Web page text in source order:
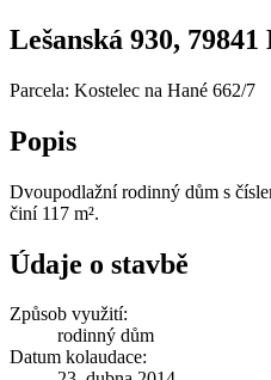
Lešanská 930,
Parcela: Kostelec na Hané 662/7
Popis
Dvoupodlažní rodinný dům s
činí 117 m².
Údaje o stavbě
Způsob využití:
rodinný dům
Datum kolaudace: